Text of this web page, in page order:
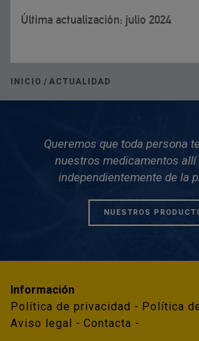
Última actualización: julio 2024
INICIO / ACTUALIDAD
Queremos que toda persona
nuestros medicamentos allí
independientemente de la
NUESTROS
Información
Política de privacidad
Política
Aviso legal
Contacta